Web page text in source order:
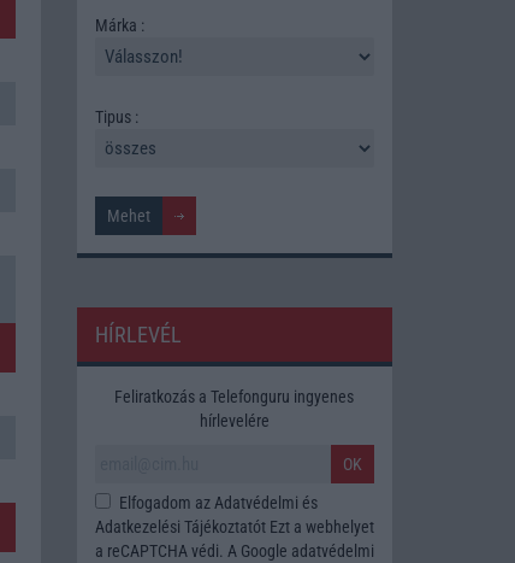
Márka :
Tipus :
HÍRLEVÉL
Feliratkozás a Telefonguru ingyenes
hírlevelére
OK
Elfogadom az Adatvédelmi és
Adatkezelési TájékoztatótEzt a webhelyet
a reCAPTCHA védi. A Google adatvédelmi